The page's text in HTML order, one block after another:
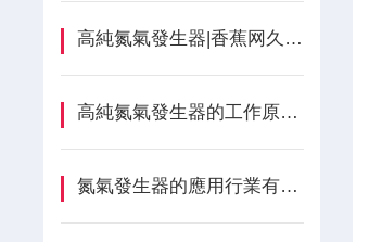
高純氮氣發生器|香蕉网久久科普
高純氮氣發生器的工作原理分析
氮氣發生器的應用行業有哪些？